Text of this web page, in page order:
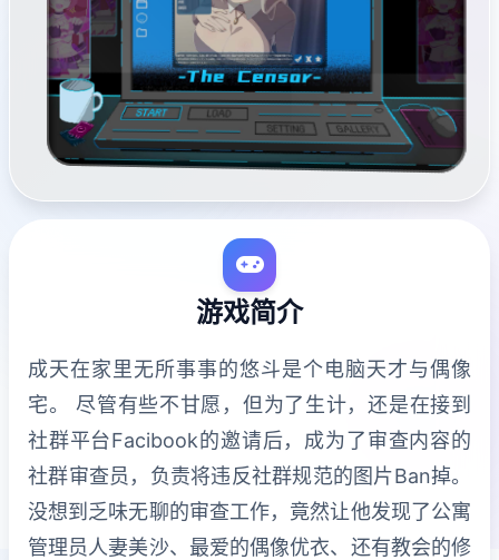
游戏简介
成天在家里无所事事的悠斗是个电脑天才与偶像
宅。 尽管有些不甘愿，但为了生计，还是在接到
社群平台Facibook的邀请后，成为了审查内容的
社群审查员，负责将违反社群规范的图片Ban掉。
没想到乏味无聊的审查工作，竟然让他发现了公寓
管理员人妻美沙、最爱的偶像优衣、还有教会的修